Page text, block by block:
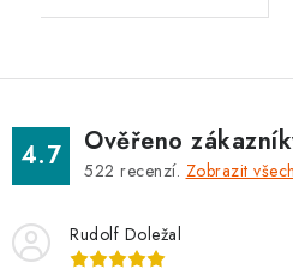
4.7 Ověřeno
522 recenzí. Zobrazit
Rudolf Doležal